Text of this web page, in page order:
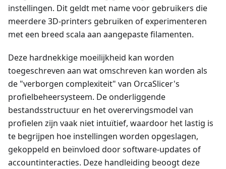
instellingen. Dit geldt met name voor gebruikers die
meerdere 3D-printers gebruiken of experimenteren
met een breed scala aan aangepaste filamenten.
Deze hardnekkige moeilijkheid kan worden
toegeschreven aan wat omschreven kan worden als
de "verborgen complexiteit" van OrcaSlicer's
profielbeheersysteem. De onderliggende
bestandsstructuur en het overervingsmodel van
profielen zijn vaak niet intuïtief, waardoor het lastig is
te begrijpen hoe instellingen worden opgeslagen,
gekoppeld en beïnvloed door software-updates of
accountinteracties. Deze handleiding beoogt deze